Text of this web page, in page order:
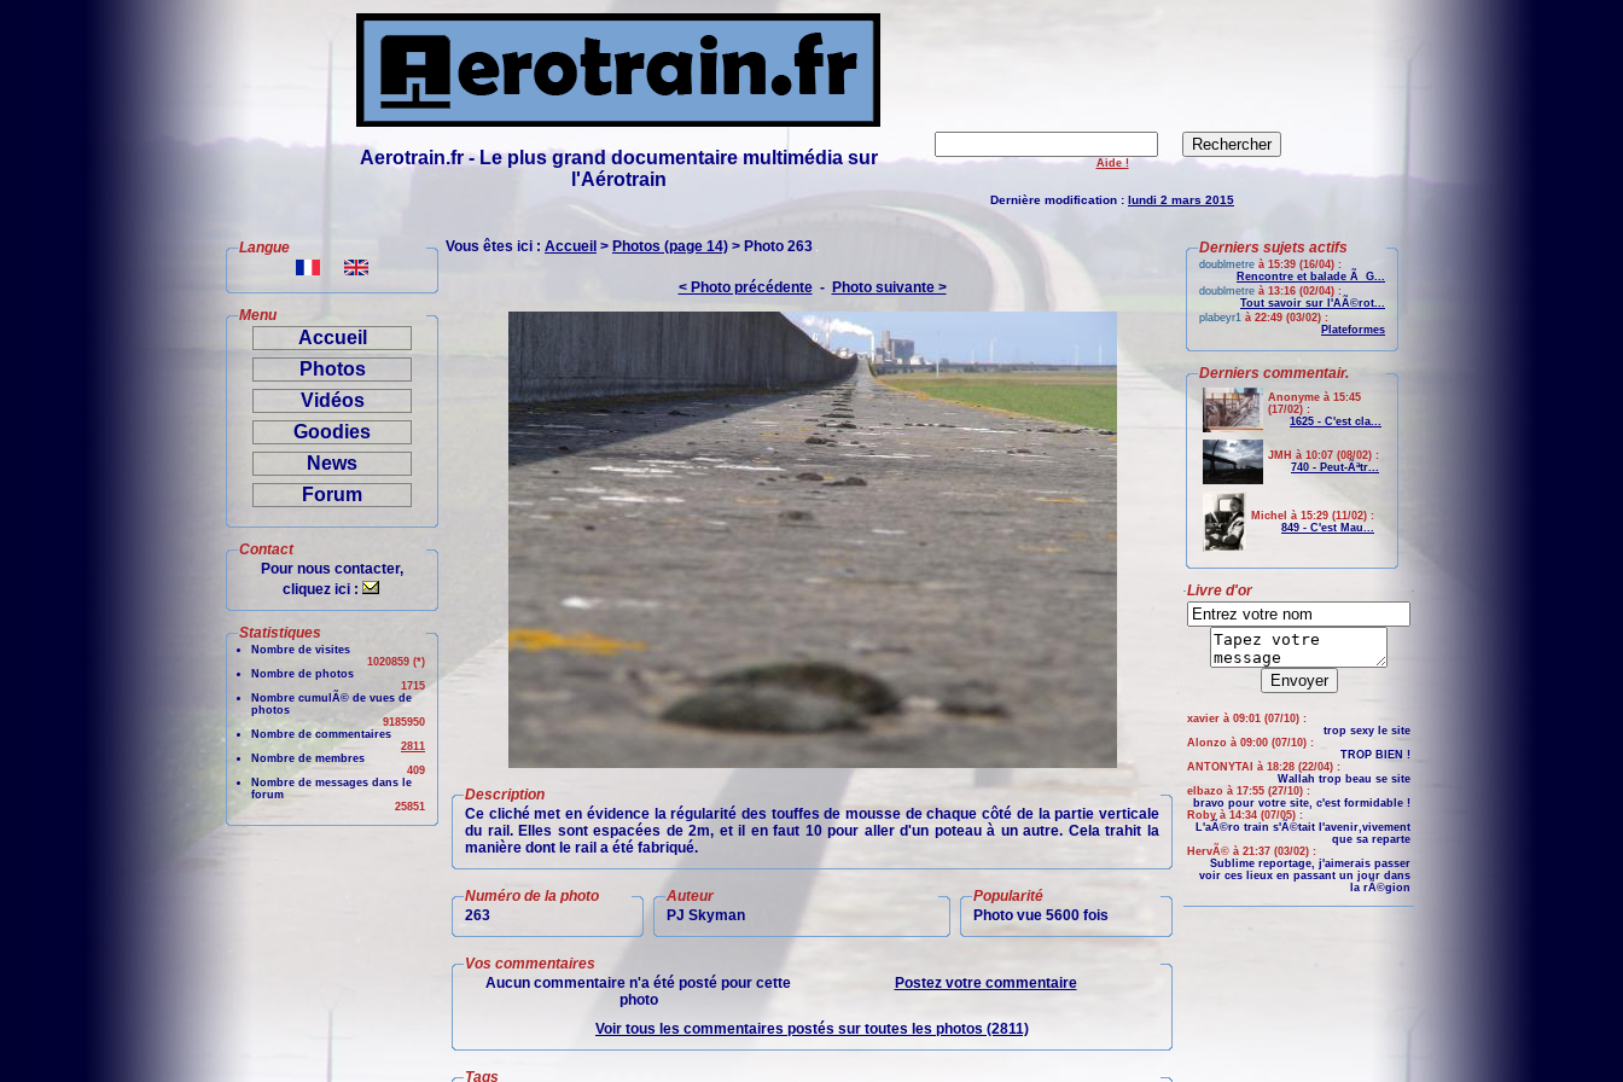
Aerotrain.fr - Le plus grand documentaire multimédia sur
l'Aérotrain
Aide !
Dernière modification : lundi 2 mars 2015
Langue
Menu
Accueil
Photos
Vidéos
Goodies
News
Forum
Contact
Pour nous contacter,
cliquez ici :
Statistiques
Nombre de visites
1020859 (*)
Nombre de photos
1715
Nombre cumulÃ© de vues de
photos
9185950
Nombre de commentaires
2811
Nombre de membres
409
Nombre de messages dans le
forum
25851
Vous êtes ici : Accueil > Photos (page 14) > Photo 263
< Photo précédente- Photo suivante >
Description
Ce cliché met en évidence la régularité des touffes de mousse de chaque côté de la partie verticale
du rail. Elles sont espacées de 2m, et il en faut 10 pour aller d'un poteau à un autre. Cela trahit la
manière dont le rail a été fabriqué.
Numéro de la photo
263
Auteur
PJ Skyman
Popularité
Photo vue 5600 fois
Vos commentaires
Aucun commentaire n'a été posté pour cette
photo
Postez votre commentaire
Voir tous les commentaires postés sur toutes les photos (2811)
Tags
Derniers sujets actifs
doublmetre à 15:39 (16/04) :
Rencontre et balade Ã G...
doublmetre à 13:16 (02/04) :
Tout savoir sur l'AÃ©rot...
plabeyr1 à 22:49 (03/02) :
Plateformes
Derniers commentair.
Anonyme à 15:45
(17/02) :
1625 - C'est cla...
JMH à 10:07 (08/02) :
740 - Peut-Ãªtr...
Michel à 15:29 (11/02) :
849 - C'est Mau...
Livre d'or
xavier à 09:01 (07/10) :
trop sexy le site
Alonzo à 09:00 (07/10) :
TROP BIEN !
ANTONYTAI à 18:28 (22/04) :
Wallah trop beau se site
elbazo à 17:55 (27/10) :
bravo pour votre site, c'est formidable !
Roby à 14:34 (07/05) :
L'aÃ©ro train s'Ã©tait l'avenir,vivement
que sa reparte
HervÃ© à 21:37 (03/02) :
Sublime reportage, j'aimerais passer
voir ces lieux en passant un jour dans
la rÃ©gion